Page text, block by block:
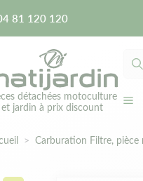
81 120 120
détachées motoculture
et jardin à prix discount
Carburation Filtre, pièce